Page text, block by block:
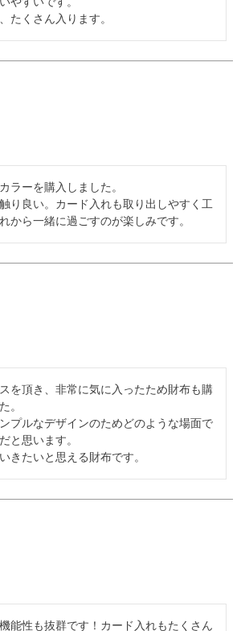
たくさん入ります。
ラーを購入しました。
り良い。カード入れも取り出しやすく工
から一緒に過ごすのが楽しみです。
を頂き、非常に気に入ったため財布も購
。
プルなデザインのためどのような場面で
と思います。
きたいと思える財布です。
能性も抜群です！カード入れもたくさん